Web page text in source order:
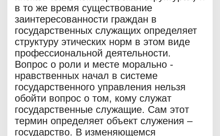
в то же время существование
заинтересованности граждан в
государственных служащих определяет
структуру этических норм в этом виде
профессиональной деятельности.
Вопрос о роли и месте морально -
нравственных начал в системе
государственного управления нельзя
обойти вопрос о том, кому служат
государственные служащие. Сам этот
термин определяет объект служения –
государство. В изменяющемся